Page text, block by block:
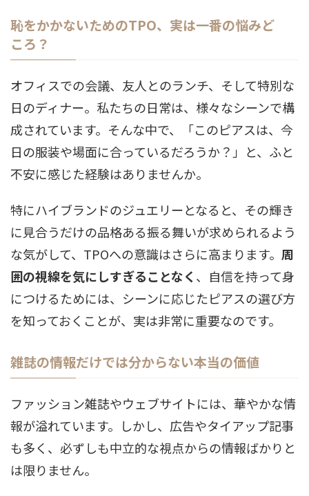
恥をかかないためのTPO、実は一番の悩みど
ころ？
オフィスでの会議、友人とのランチ、そして特別な
日のディナー。私たちの日常は、様々なシーンで構
成されています。そんな中で、「このピアスは、今
日の服装や場面に合っているだろうか？」と、ふと
不安に感じた経験はありませんか。
特にハイブランドのジュエリーとなると、その輝き
に見合うだけの品格ある振る舞いが求められるよう
な気がして、TPOへの意識はさらに高まります。 周
囲の視線を気にしすぎることなく、自信を持って身
につけるためには、シーンに応じたピアスの選び方
を知っておくことが、実は非常に重要なのです。
雑誌の情報だけでは分からない本当の価値
ファッション雑誌やウェブサイトには、華やかな情
報が溢れています。しかし、広告やタイアップ記事
も多く、必ずしも中立的な視点からの情報ばかりと
は限りません。